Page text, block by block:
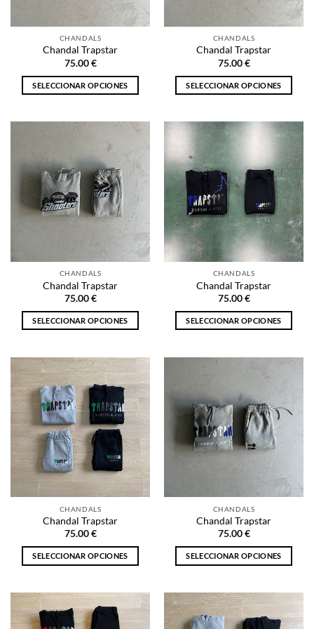
en
la
página
de
en
la
página
de
CHANDALS
Chandal Trapstar
75.00€
SELECCIONAR OPCIONES
múltiples
variantes.
Las
opciones
se
pueden
elegir
la
página
de
CHANDALS
Chandal Trapstar
75.00€
SELECCIONAR OPCIONES
tiene
variantes.
Las
opciones
se
pueden
elegir
en
la
página
de
CHANDALS
Chandal Trapstar
75.00€
SELECCIONAR OPCIONES
tiene
múltiples
variantes.
Las
opciones
se
pueden
elegir
en
la
página
de
CHANDALS
Chandal Trapstar
75.00€
SELECCIONAR OPCIONES
tiene
múltiples
variantes.
Las
opciones
pueden
elegir
la
página
de
CHANDALS
Chandal Trapstar
75.00€
SELECCIONAR OPCIONES
múltiples
CHANDALS
Chandal Trapstar
75.00€
SELECCIONAR OPCIONES
tiene
múltiples